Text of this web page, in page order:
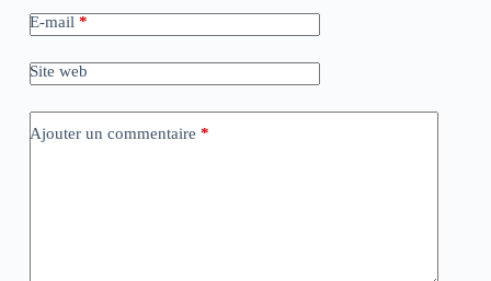
E-mail *
Site web
Ajouter un commentaire *